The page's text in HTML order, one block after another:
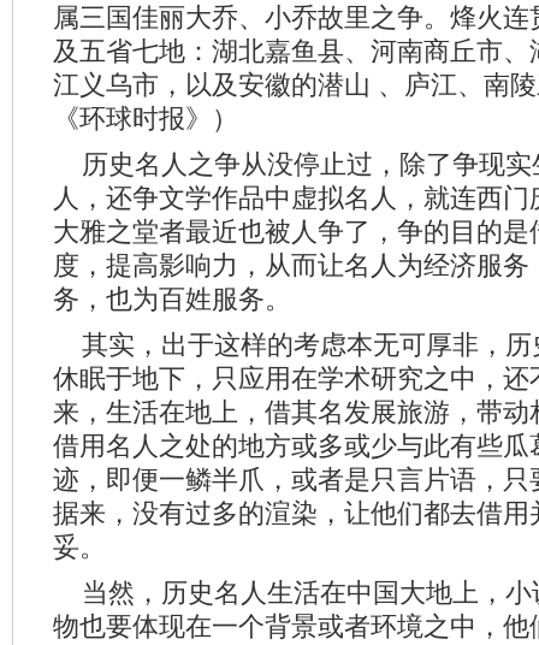
属三国佳丽大乔、小乔故里之争。烽火
及五省七地：湖北嘉鱼县、河南商丘市、
江义乌市，以及安徽的潜山 、庐江、南
《环球时报》）
历史名人之争从没停止过，除了争现实
人，还争文学作品中虚拟名人，就连西
大雅之堂者最近也被人争了，争的目的是
度，提高影响力，从而让名人为经济服
务，也为百姓服务。
其实，出于这样的考虑本无可厚非，历
休眠于地下，只应用在学术研究之中，还
来，生活在地上，借其名发展旅游，带动
借用名人之处的地方或多或少与此有些瓜
迹，即便一鳞半爪，或者是只言片语，只
据来，没有过多的渲染，让他们都去借用
妥。
当然，历史名人生活在中国大地上，小
物也要体现在一个背景或者环境之中，他